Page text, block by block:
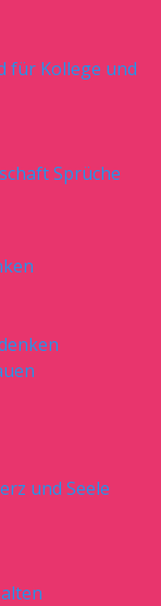
für Kollege und
Sprüche
und Seele